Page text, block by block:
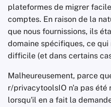
plateformes de migrer
comptes. En raison de la
que nous fournissions, ils
domaine spécifiques, ce
difficile (et dans certains
Malheureusement, parce
r/privacytoolsIO n'a pas été
lorsqu'il en a fait la